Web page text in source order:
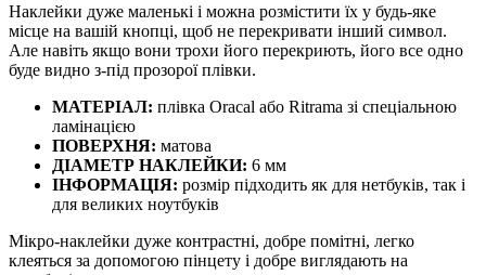
Наклейки дуже маленькі і можна розмістити їх у будь-яке
місце на вашій кнопці, щоб не перекривати інший символ.
Але навіть якщо вони трохи його перекриють, його все одно
буде видно з-під прозорої плівки.
МАТЕРІАЛ: плівка Oracal або Ritrama зі спеціальною
ламінацією
ПОВЕРХНЯ: матова
ДІАМЕТР НАКЛЕЙКИ: 6 мм
ІНФОРМАЦІЯ: розмір підходить як для нетбуків, так і
для великих ноутбуків
Мікро-наклейки дуже контрастні, добре помітні, легко
клеяться за допомогою пінцету і добре виглядають на